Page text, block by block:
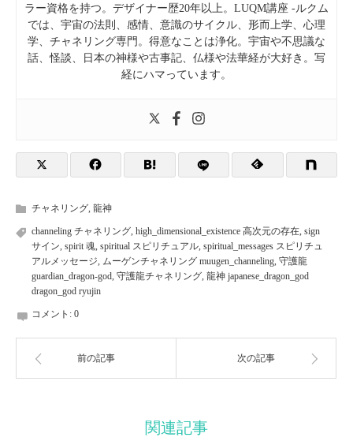
ラー資格を持つ。デザイナー歴20年以上。LUQM講座 -ルクム
では、宇宙の法則、感情、意識のサイクル、形而上学、心理
学、チャネリング専門。得意なことは浄化。宇宙や不思議な
話、怪談、日本の神様や古事記、仏様や法華経が大好き。写
経にハマっています。
チャネリング 龍神
channeling チャネリング high_dimensional_existence 高次元の存在 sign
サイン spirit 魂 spiritual スピリチュアル spiritual_messages スピリチュ
アルメッセージ
ムーゲンチャネリング muugen_channeling 守護龍
guardian_dragon-god 守護龍チャネリング 龍神 japanese_dragon_god
dragon_god ryujin
コメント: 0
前の記事 次の記事
関連記事